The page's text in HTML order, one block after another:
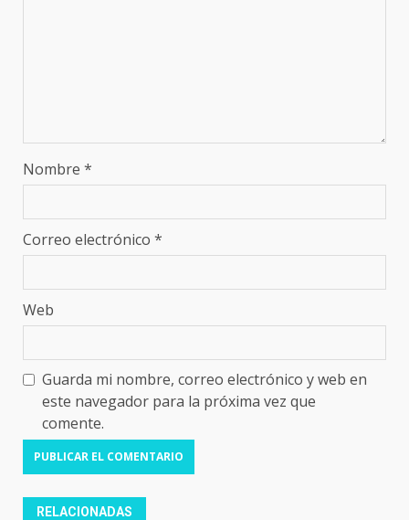
Nombre *
Correo electrónico *
Web
Guarda mi nombre, correo electrónico y web en
este navegador para la próxima vez que
comente.
RELACIONADAS